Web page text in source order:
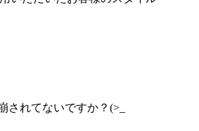
れてないですか？(>_